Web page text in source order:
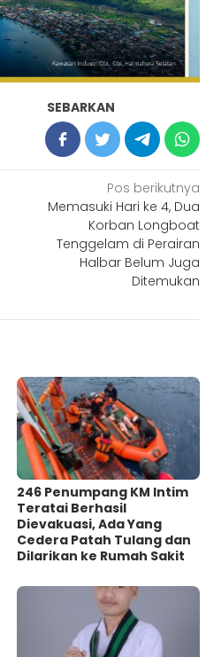
SEBARKAN
Pos berikutnya
Memasuki Hari ke 4, Dua
Korban Longboat
Tenggelam di Perairan
Halbar Belum Juga
Ditemukan
246 Penumpang KM Intim
Teratai Berhasil
Dievakuasi, Ada Yang
Cedera Patah Tulang dan
Dilarikan ke Rumah Sakit